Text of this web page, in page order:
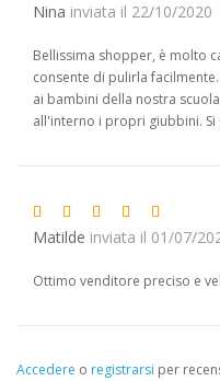
Nina inviata il 22/10/2020
Bellissima shopper, è molto
consente di pulirla
ai bambini della nostra
all'interno i propri giubbini.
Matilde inviata il 01/07/
Ottimo venditore preciso e
Accedere o registrarsi per